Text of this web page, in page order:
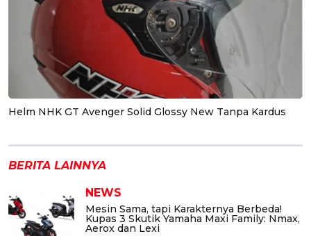
Helm NHK GT Avenger Solid Glossy New Tanpa Kardus
BERITA LAINNYA
NEWS
Mesin Sama, tapi Karakternya Berbeda!
Kupas 3 Skutik Yamaha Maxi Family: Nmax,
Aerox dan Lexi